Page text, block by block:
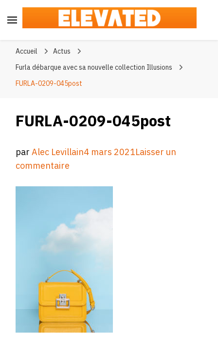
Accueil
Actus
Furla débarque avec sa nouvelle collection Illusions
FURLA-0209-045post
FURLA-0209-045post
parAlec Levillain4 mars 2021Laisser un
commentaire
045post